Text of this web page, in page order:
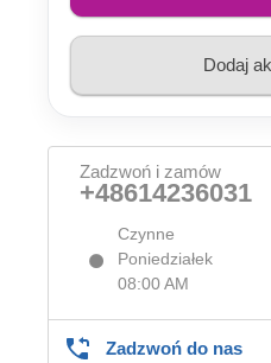
Dodaj
Zadzwoń i zamów
+48614236031
Czynne
Poniedziałek
08:00 AM
Zadzwoń do nas